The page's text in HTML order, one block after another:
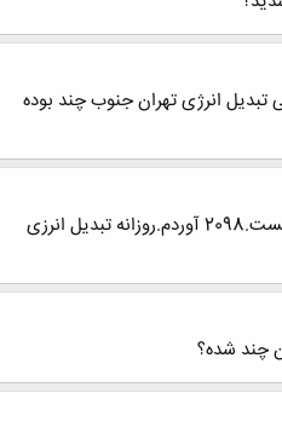
تبدیل انرژی تهران جنوب چند بوده
سلام بهار خانم من رشتم مکانیک هست.2098 آوردم.روزانه تبدیل انرزی
چند شده؟